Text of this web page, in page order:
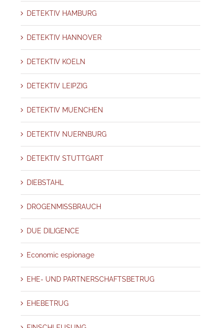
DETEKTIV HAMBURG
DETEKTIV HANNOVER
DETEKTIV KOELN
DETEKTIV LEIPZIG
DETEKTIV MUENCHEN
DETEKTIV NUERNBURG
DETEKTIV STUTTGART
DIEBSTAHL
DROGENMISSBRAUCH
DUE DILIGENCE
Economic espionage
EHE- UND PARTNERSCHAFTSBETRUG
EHEBETRUG